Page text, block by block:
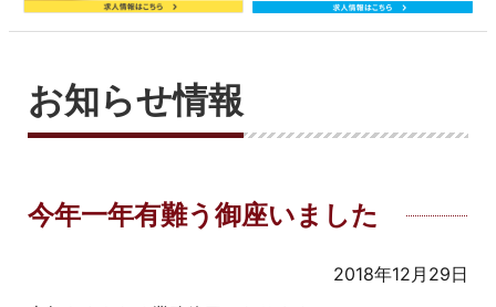
お知らせ情報
今年一年有難う御座いました
2018年12月29日